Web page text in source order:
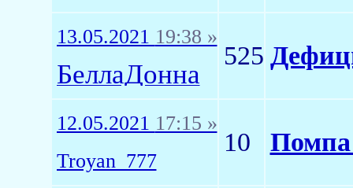
13.05.2021 19:38 »
БеллаДонна
525
12.05.2021 17:15 »
Troyan_777
10 Помпа